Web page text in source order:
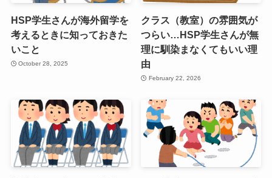
HSP学生さんが海外留学を
考えるときに知っておきた
いこと
October 28, 2025
クラス（教室）の雰囲気が
つらい…HSP学生さんが無
理に馴染まなくてもいい理
由
February 22, 2026